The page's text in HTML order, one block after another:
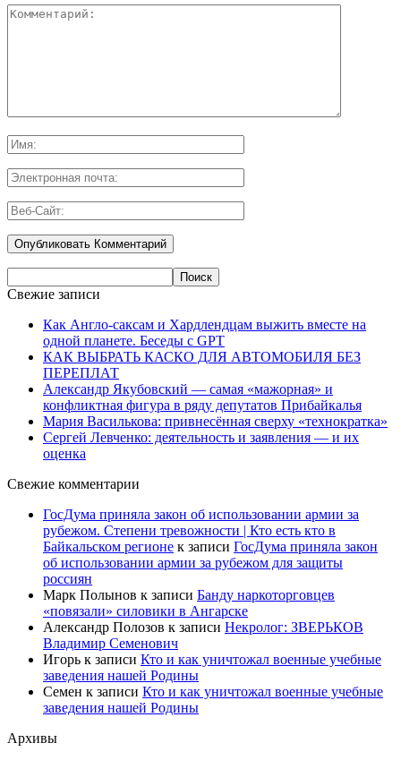
Свежие записи
Как Англо-саксам и Хардлендцам выжить вместе на
одной планете. Беседы с GPT
КАК ВЫБРАТЬ КАСКО ДЛЯ АВТОМОБИЛЯ БЕЗ
ПЕРЕПЛАТ
Александр Якубовский — самая «мажорная» и
конфликтная фигура в ряду депутатов Прибайкалья
Мария Василькова: привнесённая сверху «технократка»
Сергей Левченко: деятельность и заявления — и их
оценка
Свежие комментарии
ГосДума приняла закон об использовании армии за
рубежом. Степени тревожности | Кто есть кто в
Байкальском регионе к записи ГосДума приняла закон
об использовании армии за рубежом для защиты
россиян
Марк Полынов к записи Банду наркоторговцев
«повязали» силовики в Ангарске
Александр Полозов к записи Некролог: ЗВЕРЬКОВ
Владимир Семенович
Игорь к записи Кто и как уничтожал военные учебные
заведения нашей Родины
Семен к записи Кто и как уничтожал военные учебные
заведения нашей Родины
Архивы